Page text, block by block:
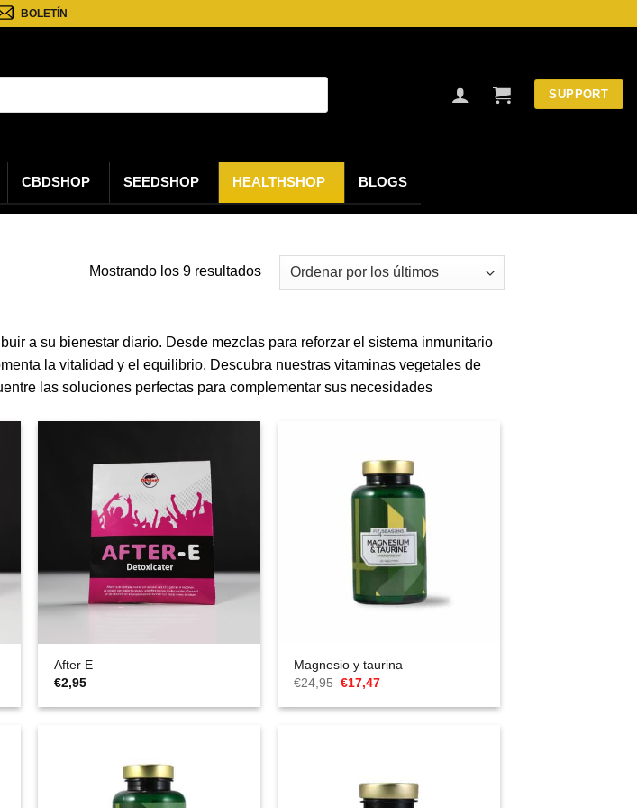
BOLETÍN
SUPPORT
CBDSHOP SEEDSHOP HEALTHSHOP BLOGS
Mostrando los 9 resultadosOrdenado
por
últimos
a su bienestar diario. Desde mezclas para reforzar el sistema inmunitario
la vitalidad y el equilibrio. Descubra nuestras vitaminas vegetales de
las soluciones perfectas para complementar sus necesidades
After E
€2,95
Magnesio y taurina
€24,95 El
original
€17,47El
actual